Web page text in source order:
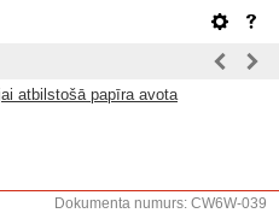
atbilstošā papīra avota
Dokumenta numurs: CW6W-039